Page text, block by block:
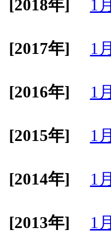
[2018年] 1月
[2017年]
1月
[2016年]
1月
[2015年]
1月
[2014年]
1月
[2013年]
1月